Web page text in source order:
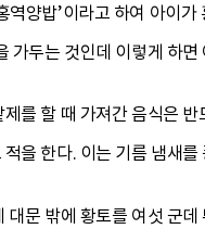
역양밥’이라고 하여 아이
가두는 것인데 이렇게 하
를 할 때 가져간 음식은
을 한다. 이는 기름 냄새
문 밖에 황토를 여섯 군